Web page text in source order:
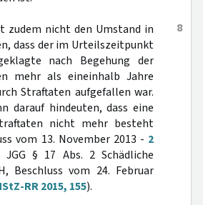
8
zudem nicht den Umstand in
dass der im Urteilszeitpunkt
nach Begehung der
mehr als eineinhalb Jahre
Straftaten aufgefallen war.
darauf hindeuten, dass eine
nicht mehr besteht
vom 13. November 2013 - 2
JGG § 17 Abs. 2 Schädliche
Beschluss vom 24. Februar
RR 2015, 155).